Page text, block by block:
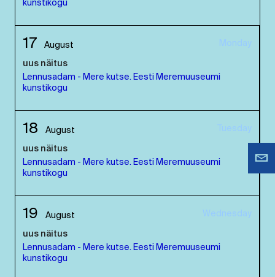
kunstikogu
17 August Monday
uus näitus
Lennusadam - Mere kutse. Eesti Meremuuseumi
kunstikogu
18 August Tuesday
uus näitus
Lennusadam - Mere kutse. Eesti Meremuuseumi
kunstikogu
19 August Wednesday
uus näitus
Lennusadam - Mere kutse. Eesti Meremuuseumi
kunstikogu